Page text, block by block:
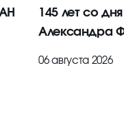
145 лет со
Александра
06 августа 2026